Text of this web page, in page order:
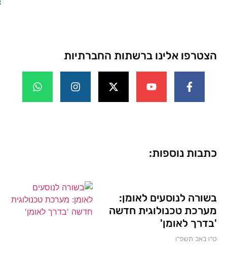
הצטרפו אלינו ברשתות החברתיות
כתבות נוספות:
בשורה לנוסעים לאומן:
מערכת טכנולוגית חדשה
'בדרך לאומן'
ט״ו באב תשפ״ו